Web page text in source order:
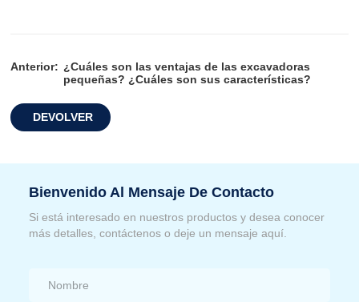
Anterior: ¿Cuáles son las ventajas de las excavadoras
pequeñas? ¿Cuáles son sus características?
DEVOLVER
Bienvenido Al Mensaje De Contacto
Si está interesado en nuestros productos y desea conocer
más detalles, contáctenos o deje un mensaje aquí.